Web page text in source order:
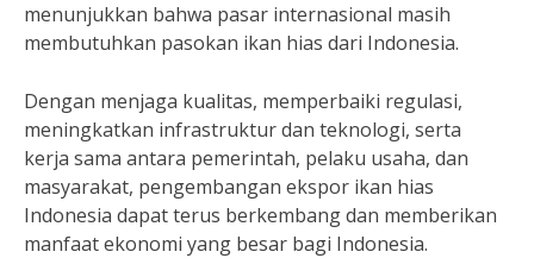
menunjukkan bahwa pasar internasional masih
membutuhkan pasokan ikan hias dari Indonesia.
Dengan menjaga kualitas, memperbaiki regulasi,
meningkatkan infrastruktur dan teknologi, serta
kerja sama antara pemerintah, pelaku usaha, dan
masyarakat, pengembangan ekspor ikan hias
Indonesia dapat terus berkembang dan memberikan
manfaat ekonomi yang besar bagi Indonesia.